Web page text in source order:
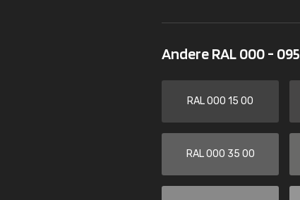
Andere RAL 000 - 095
RAL 000 15 00
RAL 000 35 00